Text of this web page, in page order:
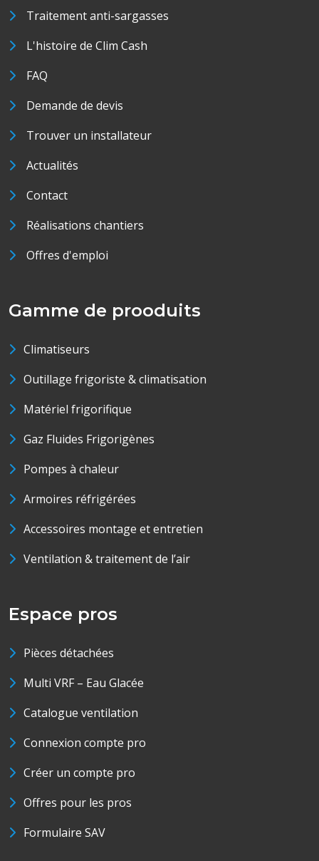
Traitement anti-sargasses
L'histoire de Clim Cash
FAQ
Demande de devis
Trouver un installateur
Actualités
Contact
Réalisations chantiers
Offres d'emploi
Gamme de prooduits
Climatiseurs
Outillage frigoriste & climatisation
Matériel frigorifique
Gaz Fluides Frigorigènes
Pompes à chaleur
Armoires réfrigérées
Accessoires montage et entretien
Ventilation & traitement de l’air
Espace pros
Pièces détachées
Multi VRF – Eau Glacée
Catalogue ventilation
Connexion compte pro
Créer un compte pro
Offres pour les pros
Formulaire SAV